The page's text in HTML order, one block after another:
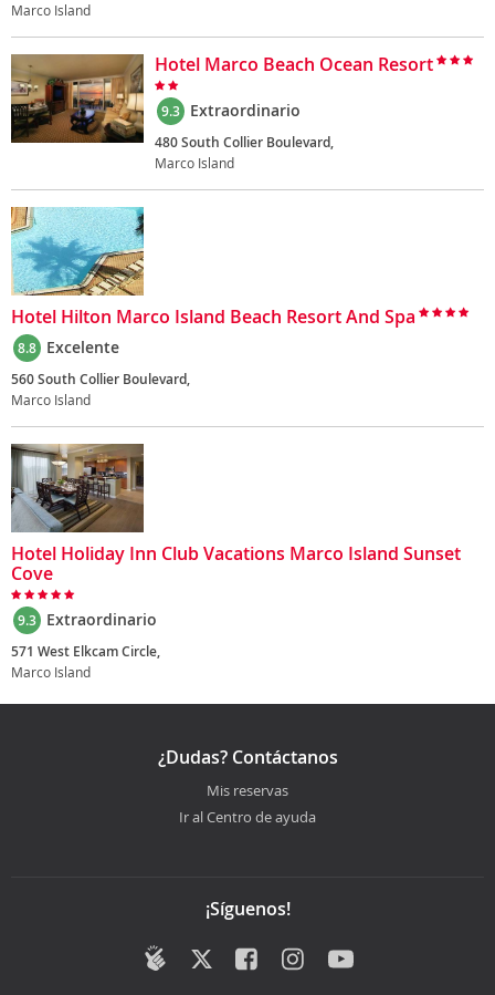
Marco Island
Hotel Marco Beach Ocean Resort
9.3 Extraordinario
480 South Collier Boulevard,
Marco Island
Hotel Hilton Marco Island Beach Resort And Spa
8.8 Excelente
560 South Collier Boulevard,
Marco Island
Hotel Holiday Inn Club Vacations Marco Island Sunset
Cove
9.3 Extraordinario
571 West Elkcam Circle,
Marco Island
¿Dudas? Contáctanos
Mis reservas
Ir al Centro de ayuda
¡Síguenos!